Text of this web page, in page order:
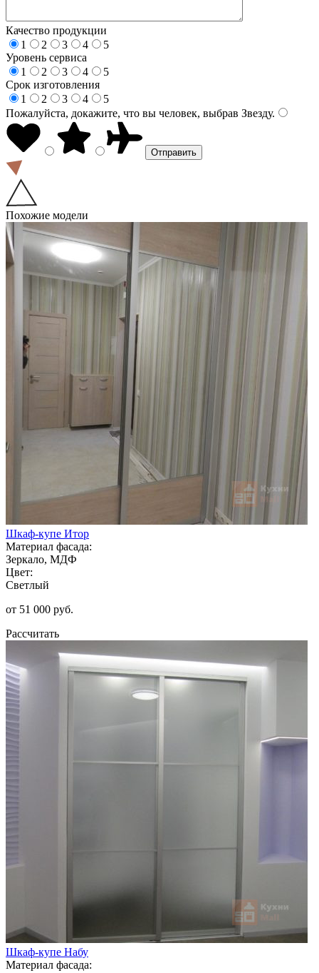
Качество продукции
1
2 3 4
5
Уровень сервиса
1
2 3 4
5
Срок изготовления
1
2 3 4
5
Пожалуйста, докажите, что вы человек, выбрав Звезду.
Похожие модели
Шкаф-купе Итор
Материал фасада:
Зеркало, МДФ
Цвет:
Светлый
от 51 000 руб.
Рассчитать
Шкаф-купе Набу
Материал фасада: